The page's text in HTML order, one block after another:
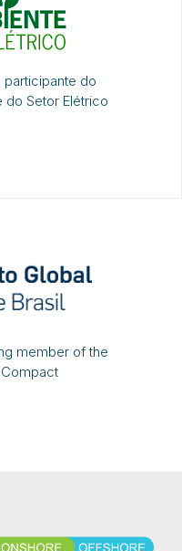
participante do
do Setor Elétrico
member of the